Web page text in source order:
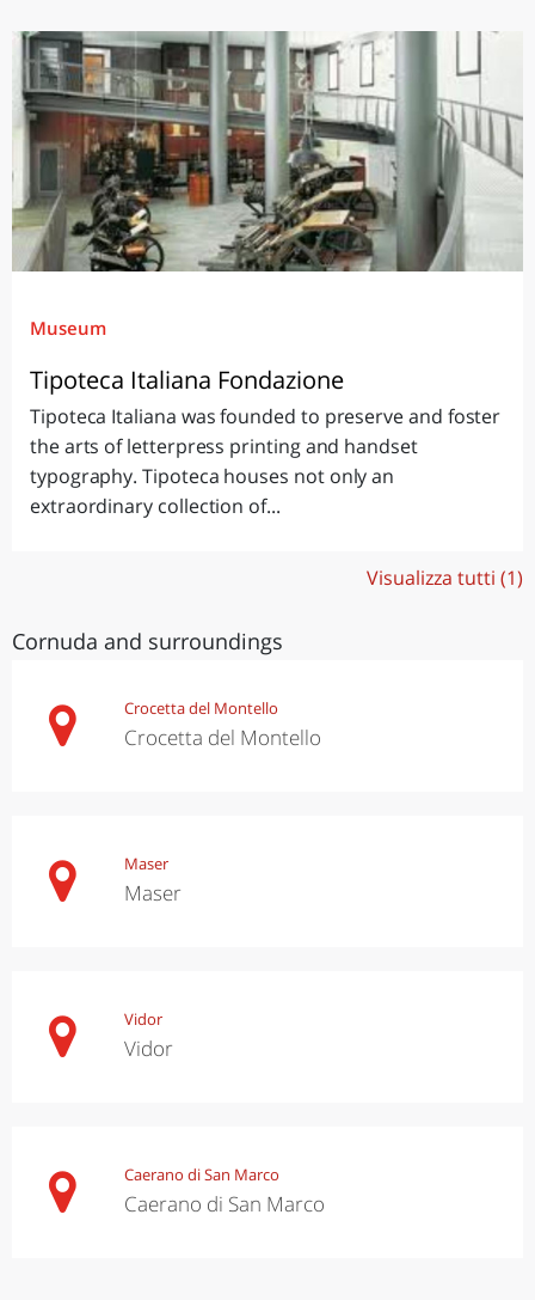
Museum
Tipoteca Italiana Fondazione
Tipoteca Italiana was founded to preserve and foster
the arts of letterpress printing and handset
typography. Tipoteca houses not only an
extraordinary collection of...
Visualizza tutti (1)
Cornuda and surroundings
Crocetta del Montello
Crocetta del Montello
Maser
Maser
Vidor
Vidor
Caerano di San Marco
Caerano di San Marco